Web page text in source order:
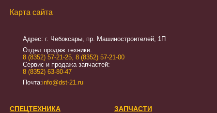
Карта сайта
Адрес: г. Чебоксары, пр. Машиностроителей, 1П
Отдел продаж техники:
8 (8352) 57-21-25 8 (8352) 57-21-00
Сервис и продажа запчастей:
8 (8352) 63-80-47
Почта:info@dst-21.ru
СПЕЦТЕХНИКА
ЗАПЧАСТИ